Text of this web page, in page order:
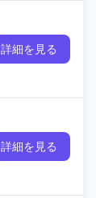
詳細を見る
詳細を見る